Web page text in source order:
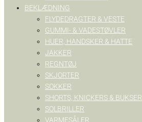
BEKLÆDNING
FLYDEDRAGTER & VESTE
GUMMI- & VADESTØVLER
HUER, HANDSKER & HATTE
JAKKER
REGNTØJ
SKJORTER
SOKKER
SHORTS, KNICKERS & BUKSER
SOLBRILLER
VARMESÅLER